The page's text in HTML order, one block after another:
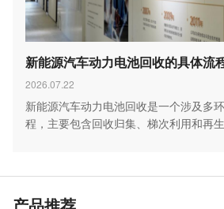
新能源汽车动力电池回收的具体流
2026.07.22
新能源汽车动力电池回收是一个涉及多
程，主要包含回收归集、梯次利用和再
产品推荐